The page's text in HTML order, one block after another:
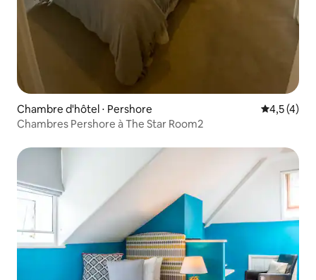
Chambre d'hôtel ⋅ Pershore Évaluation
4,5 (4)
Chambres Pershore à The Star Room2